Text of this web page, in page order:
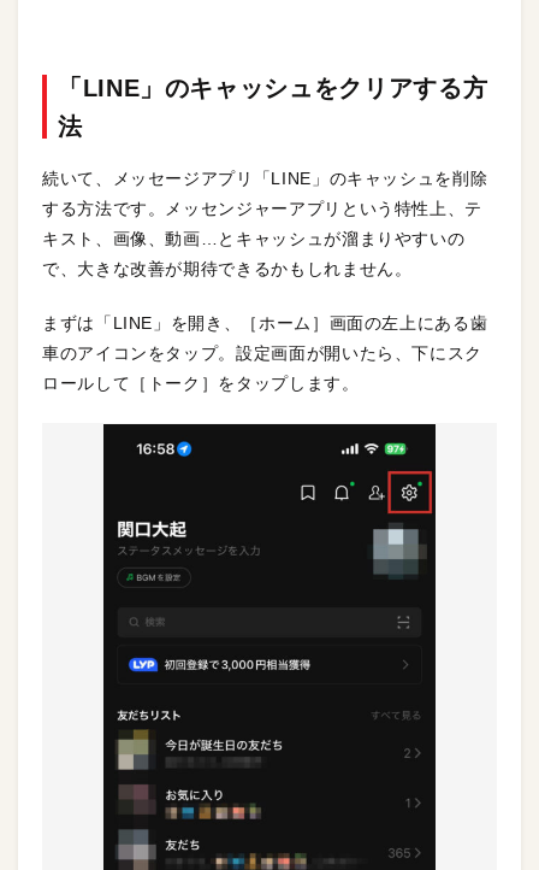
「LINE」のキャッシュをクリアする方
法
続いて、メッセージアプリ「LINE」のキャッシュを削除
する方法です。メッセンジャーアプリという特性上、テ
キスト、画像、動画…とキャッシュが溜まりやすいの
で、大きな改善が期待できるかもしれません。
まずは「LINE」を開き、［ホーム］画面の左上にある歯
車のアイコンをタップ。設定画面が開いたら、下にスク
ロールして［トーク］をタップします。